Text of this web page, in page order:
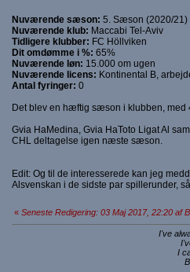
Nuværende sæson: 5. Sæson (2020/21)
Nuværende klub: Maccabi Tel-Aviv
Tidligere klubber: FC Höllviken
Dit omdømme i %: 65%
Nuværende løn: 15.000 om ugen
Nuværende licens: Kontinental B,
Antal fyringer: 0
Det blev en hæftig sæson i klubben, med
Gvia HaMedina, Gvia HaToto Ligat Al
CHL deltagelse igen næste sæson.
Edit: Og til de interesserede kan jeg
Alsvenskan i de sidste par spillerunder,
« Seneste Redigering: 03 Maj 2017, 22:20 af
I've
I